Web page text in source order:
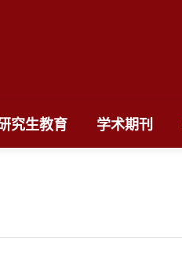
究生教育 学术期刊